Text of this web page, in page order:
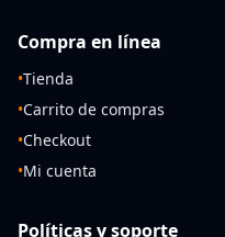
Compra en línea
•Tienda
•Carrito de compras
•Checkout
•Mi cuenta
Políticas y soporte